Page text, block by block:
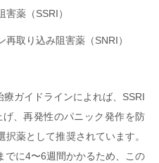
薬（SSRI）
取り込み阻害薬（SNRI）
ガイドラインによれば、SSRI
、再発性のパニック発作を防
薬として推奨されています。
でに4〜6週間かかるため、この